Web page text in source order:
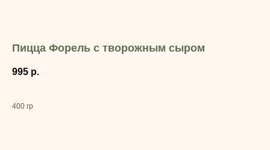
Пицца Форель с творожным сыром
995 р.
400 гр